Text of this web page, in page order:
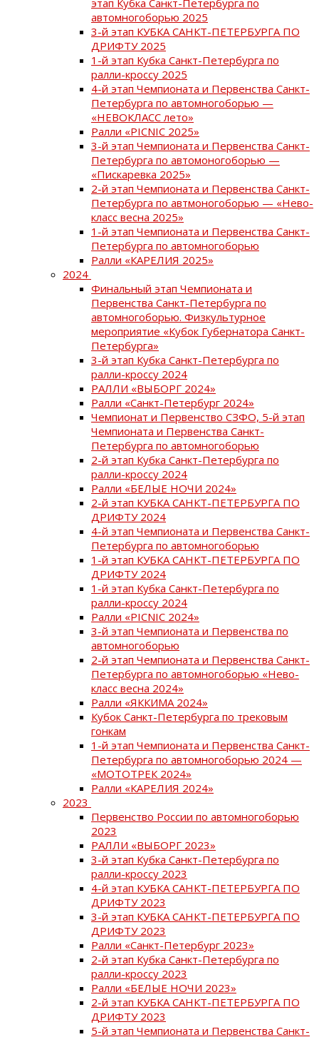
автомногоборью 2025
3-й этап КУБКА САНКТ-ПЕТЕРБУРГА ПО
ДРИФТУ 2025
1-й этап Кубка Санкт-Петербурга по
ралли-кроссу 2025
4-й этап Чемпионата и Первенства Санкт-
Петербурга по автомногоборью —
«НЕВОКЛАСС лето»
Ралли «PICNIC 2025»
3-й этап Чемпионата и Первенства Санкт-
Петербурга по автомоногоборью —
«Пискаревка 2025»
2-й этап Чемпионата и Первенства Санкт-
Петербурга по автмоногоборью — «Нево-
класс весна 2025»
1-й этап Чемпионата и Первенства Санкт-
Петербурга по автомногоборью
Ралли «КАРЕЛИЯ 2025»
2024
Финальный этап Чемпионата и
Первенства Санкт-Петербурга по
автомногоборью. Физкультурное
мероприятие «Кубок Губернатора Санкт-
Петербурга»
3-й этап Кубка Санкт-Петербурга по
ралли-кроссу 2024
РАЛЛИ «ВЫБОРГ 2024»
Ралли «Санкт-Петербург 2024»
Чемпионат и Первенство СЗФО, 5-й этап
Чемпионата и Первенства Санкт-
Петербурга по автомногоборью
2-й этап Кубка Санкт-Петербурга по
ралли-кроссу 2024
Ралли «БЕЛЫЕ НОЧИ 2024»
2-й этап КУБКА САНКТ-ПЕТЕРБУРГА ПО
ДРИФТУ 2024
4-й этап Чемпионата и Первенства Санкт-
Петербурга по автомногоборью
1-й этап КУБКА САНКТ-ПЕТЕРБУРГА ПО
ДРИФТУ 2024
1-й этап Кубка Санкт-Петербурга по
ралли-кроссу 2024
Ралли «PICNIC 2024»
3-й этап Чемпионата и Первенства по
автомногоборью
2-й этап Чемпионата и Первенства Санкт-
Петербурга по автомногоборью «Нево-
класс весна 2024»
Ралли «ЯККИМА 2024»
Кубок Санкт-Петербурга по трековым
гонкам
1-й этап Чемпионата и Первенства Санкт-
Петербурга по автомногоборью 2024 —
«МОТОТРЕК 2024»
Ралли «КАРЕЛИЯ 2024»
2023
Первенство России по автомногоборью
2023
РАЛЛИ «ВЫБОРГ 2023»
3-й этап Кубка Санкт-Петербурга по
ралли-кроссу 2023
4-й этап КУБКА САНКТ-ПЕТЕРБУРГА ПО
ДРИФТУ 2023
3-й этап КУБКА САНКТ-ПЕТЕРБУРГА ПО
ДРИФТУ 2023
Ралли «Санкт-Петербург 2023»
2-й этап Кубка Санкт-Петербурга по
ралли-кроссу 2023
Ралли «БЕЛЫЕ НОЧИ 2023»
2-й этап КУБКА САНКТ-ПЕТЕРБУРГА ПО
ДРИФТУ 2023
5-й этап Чемпионата и Первенства Санкт-